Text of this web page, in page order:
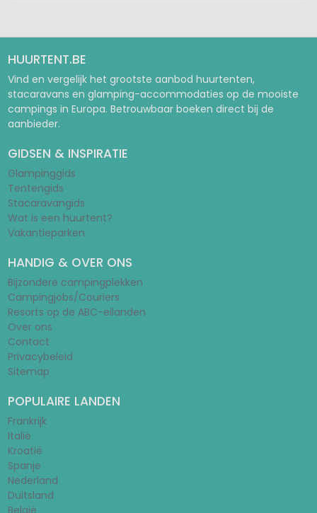
HUURTENT.BE
Vind en vergelijk het grootste aanbod huurtenten,
stacaravans en glamping-accommodaties op de mooiste
campings in Europa. Betrouwbaar boeken direct bij de
aanbieder.
GIDSEN & INSPIRATIE
Glampinggids
Tentengids
Stacaravangids
Wat is een huurtent?
Vakantieparken
HANDIG & OVER ONS
Bijzondere campingplekken
Campingjobs/Couriers
Resorts op de ABC-eilanden
Over ons
Contact
Privacybeleid
Sitemap
POPULAIRE LANDEN
Frankrijk
Italië
Kroatië
Spanje
Nederland
Duitsland
België